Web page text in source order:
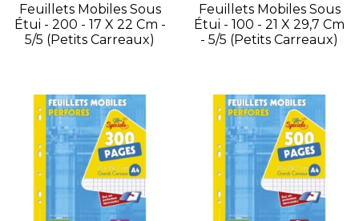
Feuillets Mobiles Sous
Étui - 200 - 17 X 22 Cm -
5/5 (petits Carreaux)
Feuillets Mobiles Sous
Étui - 100 - 21 X 29,7 Cm
- 5/5 (petits Carreaux)